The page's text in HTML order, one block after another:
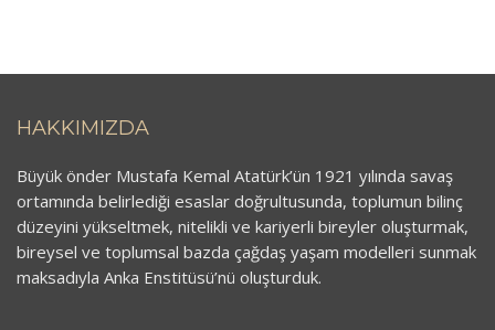
HAKKIMIZDA
Büyük önder Mustafa Kemal Atatürk’ün 1921 yılında savaş
ortamında belirlediği esaslar doğrultusunda, toplumun bilinç
düzeyini yükseltmek, nitelikli ve kariyerli bireyler oluşturmak,
bireysel ve toplumsal bazda çağdaş yaşam modelleri sunmak
maksadıyla Anka Enstitüsü’nü oluşturduk.